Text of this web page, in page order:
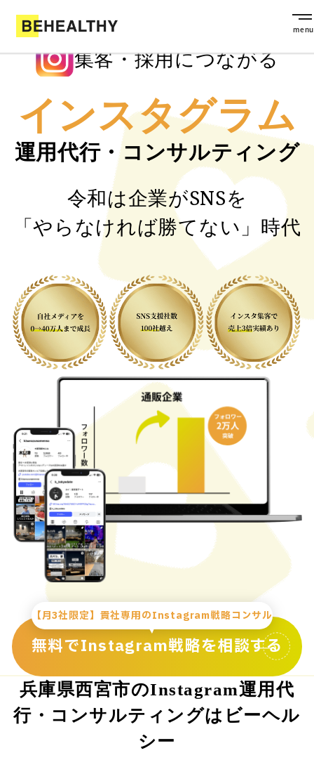
集客・採用につながる
インスタグラム
運用代行・コンサルティング
令和は企業がSNSを
「やらなければ勝てない」時代
【月3社限定】貴社専用のInstagram戦略コンサル
無料でInstagram戦略を相談する
兵庫県西宮市のInstagram運用代
行・コンサルティングはビーヘル
シー